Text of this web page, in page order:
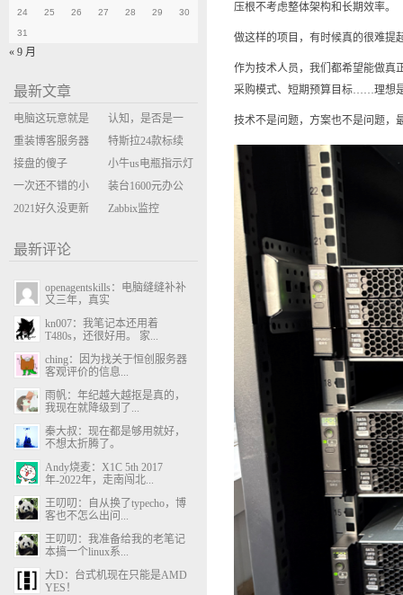
压根不考虑整体架构和长期效率。
做这样的项目，有时候真的很难提
作为技术人员，我们都希望能做真
采购模式、短期预算目标……理想
技术不是问题，方案也不是问题
24 25 26 27 28 29 30
31
« 9 月
最新文章
电脑这玩意就是
缝缝补补的事
认知，是否是一
座大山？当架构
决策变成配置清
单比价
重装博客服务器
环境
特斯拉24款标续
Model Y 2万公里
使用体验
接盘的傻子
小牛us电瓶指示灯
闪三次不上电
一次还不错的小
米售后体验
装台1600元办公
主机
2021好久没更新
Zabbix监控
最新评论
openagentskills：电脑缝缝补补
又三年，真实
kn007：我笔记本还用着
T480s，还很好用。 家...
ching：因为找关于恒创服务器
客观评价的信息...
雨帆：年纪越大越抠是真的，
我现在就降级到了...
秦大叔：现在都是够用就好，
不想太折腾了。
Andy烧麦：X1C 5th 2017
年-2022年，走南闯北...
王叨叨：自从换了typecho，博
客也不怎么出问...
王叨叨：我准备给我的老笔记
本搞一个linux系...
大D：台式机现在只能是AMD
YES！